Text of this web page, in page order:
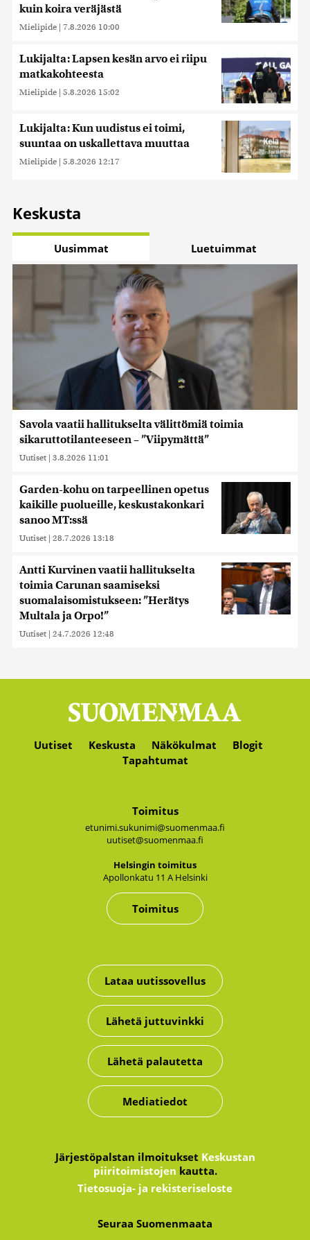
kuin koira veräjästä
Mielipide | 7.8.2026 10:00
Lukijalta: Lapsen kesän arvo ei riipu
matkakohteesta
Mielipide | 5.8.2026 15:02
Lukijalta: Kun uudistus ei toimi,
suuntaa on uskallettava muuttaa
Mielipide | 5.8.2026 12:17
Keskusta
Uusimmat Luetuimmat
Savola vaatii hallitukselta välittömiä toimia
sikaruttotilanteeseen – ”Viipymättä”
Uutiset | 3.8.2026 11:01
Garden-kohu on tarpeellinen opetus
kaikille puolueille, keskustakonkari
sanoo MT:ssä
Uutiset | 28.7.2026 13:18
Antti Kurvinen vaatii hallitukselta
toimia Carunan saamiseksi
suomalaisomistukseen: ”Herätys
Multala ja Orpo!”
Uutiset | 24.7.2026 12:48
Uutiset Keskusta Näkökulmat
Blogit
Tapahtumat
Toimitus
etunimi.sukunimi@suomenmaa.fi
uutiset@suomenmaa.fi
Hel­sin­gin toi­mi­tus
Apol­lon­ka­tu 11 A Hel­sin­ki
Toimitus
Lataa uutissovellus
Lähetä juttuvinkki
Lähetä palautetta
Mediatiedot
Järjestöpalstan ilmoitukset Keskustan
piiritoimistojen kautta.
Tietosuoja- ja rekisteriseloste
Seuraa Suomenmaata